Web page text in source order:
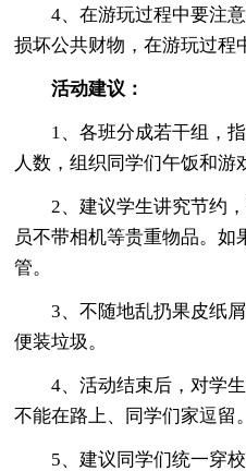
4、在游玩过程中要注
损坏公共财物，在游玩过程
活动建议：
1、各班分成若干组，
人数，组织同学们午饭和游
2、建议学生讲究节约
员不带相机等贵重物品。如
管。
3、不随地乱扔果皮纸
便装垃圾。
4、活动结束后，对学
不能在路上、同学们家逗留。
5、建议同学们统一穿